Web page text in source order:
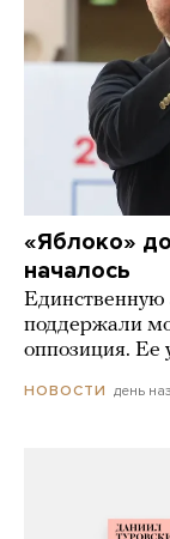
«Яблоко»
началось
Единственную
поддержали
оппозиция. Ее
НОВОСТИ день